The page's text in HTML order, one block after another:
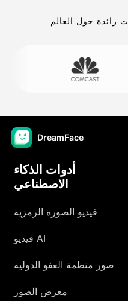
حول العالم
DreamFace
أدوات الذكاء
الاصطناعي
فيديو الصورة الرمزية
فيديو AI
صور منظمة العفو الدولية
معرض الصور